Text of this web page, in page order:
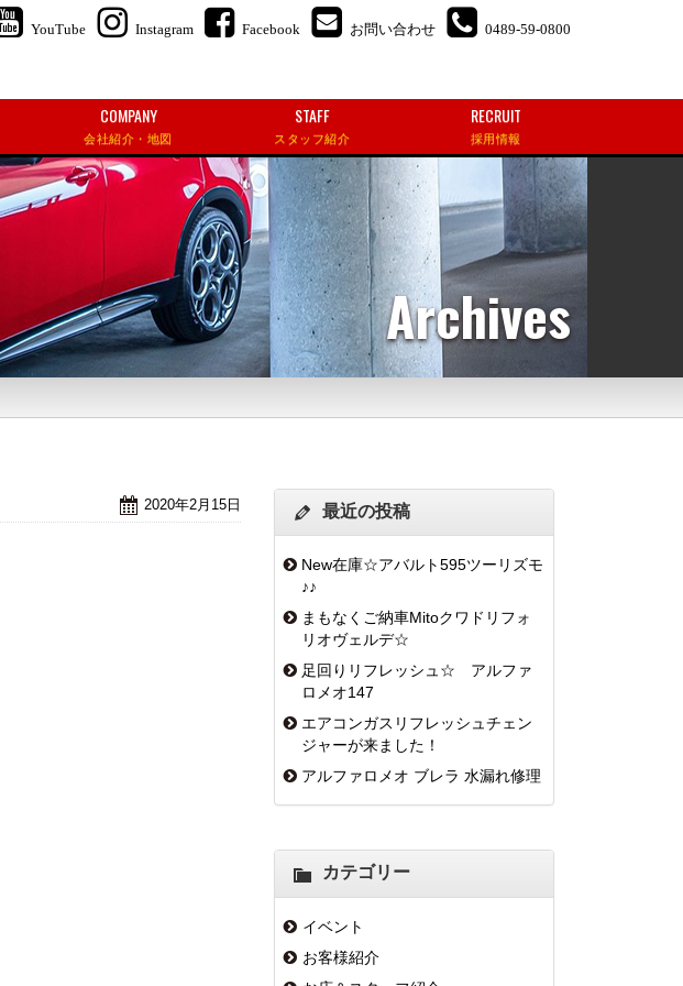
YouTube Instagram Facebook お問い合わせ 0489-59-0800
COMPANY
会社紹介・地図
STAFF
スタッフ紹介
RECRUIT
採用情報
Archives
2020年2月15日 最近の投稿
New在庫☆アバルト595ツーリズモ
♪♪
まもなくご納車Mitoクワドリフォ
リオヴェルデ☆
足回りリフレッシュ☆ アルファ
ロメオ147
エアコンガスリフレッシュチェン
ジャーが来ました！
アルファロメオ ブレラ 水漏れ修理
カテゴリー
イベント
お客様紹介